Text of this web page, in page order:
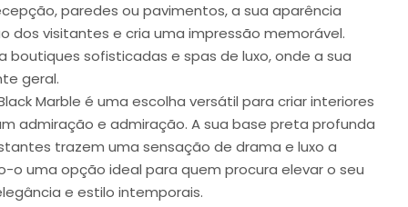
paredes ou pavimentos, a sua aparência
visitantes e cria uma impressão memorável.
sofisticadas e spas de luxo, onde a sua
geral.
Marble é uma escolha versátil para criar interiores
admiração e admiração. A sua base preta profunda
trazem uma sensação de drama e luxo a
o uma opção ideal para quem procura elevar o seu
e estilo intemporais.